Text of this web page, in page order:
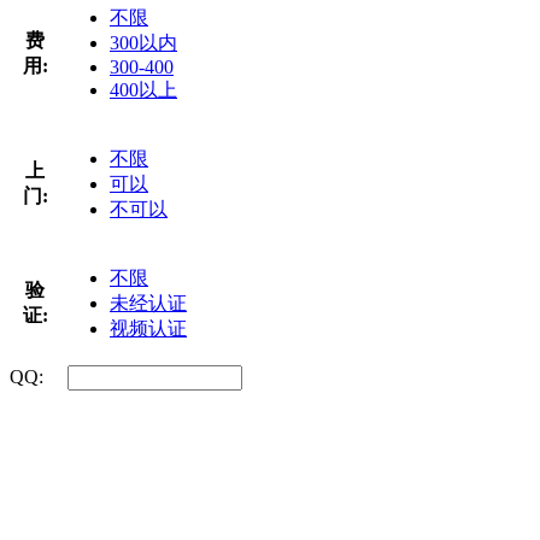
费
用:
不限
300以内
300-400
400以上
上
门:
不限
可以
不可以
验
证:
不限
未经认证
视频认证
QQ: